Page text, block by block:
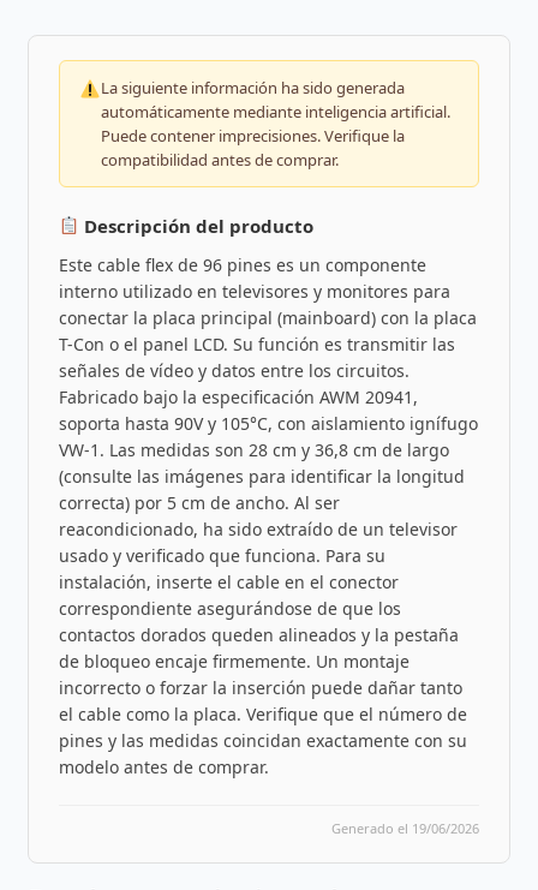
La siguiente información ha sido generada
automáticamente mediante inteligencia artificial.
Puede contener imprecisiones. Verifique la
compatibilidad antes de comprar.
Descripción del producto
Este cable flex de 96 pines es un componente
interno utilizado en televisores y monitores para
conectar la placa principal (mainboard) con la placa
T-Con o el panel LCD. Su función es transmitir las
señales de vídeo y datos entre los circuitos.
Fabricado bajo la especificación AWM 20941,
soporta hasta 90V y 105°C, con aislamiento ignífugo
VW-1. Las medidas son 28 cm y 36,8 cm de largo
(consulte las imágenes para identificar la longitud
correcta) por 5 cm de ancho. Al ser
reacondicionado, ha sido extraído de un televisor
usado y verificado que funciona. Para su
instalación, inserte el cable en el conector
correspondiente asegurándose de que los
contactos dorados queden alineados y la pestaña
de bloqueo encaje firmemente. Un montaje
incorrecto o forzar la inserción puede dañar tanto
el cable como la placa. Verifique que el número de
pines y las medidas coincidan exactamente con su
modelo antes de comprar.
Generado el 19/06/2026